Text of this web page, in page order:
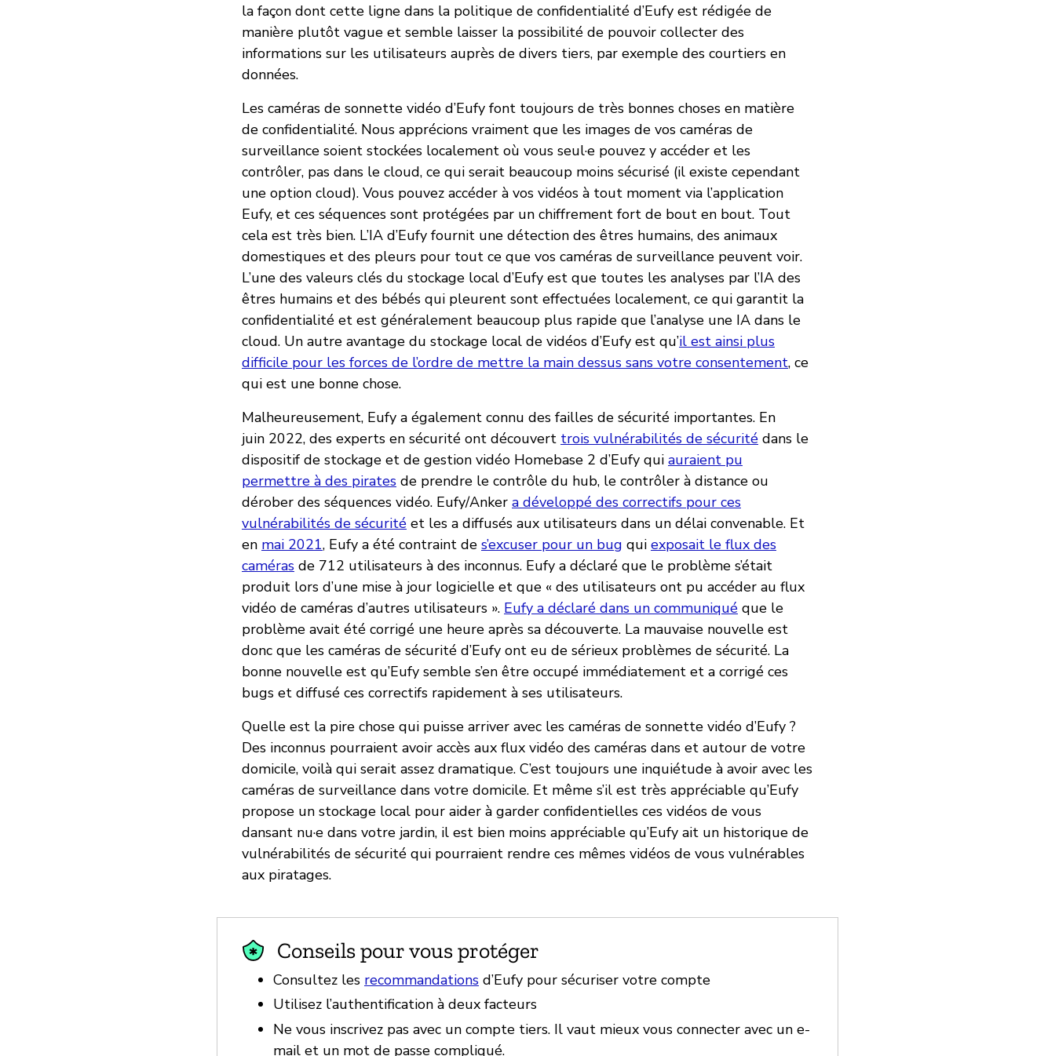
la façon dont cette ligne dans la politique de confidentialité d’Eufy est rédigée de
manière plutôt vague et semble laisser la possibilité de pouvoir collecter des
informations sur les utilisateurs auprès de divers tiers, par exemple des courtiers en
données.
Les caméras de sonnette vidéo d’Eufy font toujours de très bonnes choses en matière
de confidentialité. Nous apprécions vraiment que les images de vos caméras de
surveillance soient stockées localement où vous seul·e pouvez y accéder et les
contrôler, pas dans le cloud, ce qui serait beaucoup moins sécurisé (il existe cependant
une option cloud). Vous pouvez accéder à vos vidéos à tout moment via l’application
Eufy, et ces séquences sont protégées par un chiffrement fort de bout en bout. Tout
cela est très bien. L’IA d’Eufy fournit une détection des êtres humains, des animaux
domestiques et des pleurs pour tout ce que vos caméras de surveillance peuvent voir.
L’une des valeurs clés du stockage local d’Eufy est que toutes les analyses par l’IA des
êtres humains et des bébés qui pleurent sont effectuées localement, ce qui garantit la
confidentialité et est généralement beaucoup plus rapide que l’analyse une IA dans le
cloud. Un autre avantage du stockage local de vidéos d’Eufy est qu’il est ainsi plus
difficile pour les forces de l’ordre de mettre la main dessus sans votre consentement, ce
qui est une bonne chose.
Malheureusement, Eufy a également connu des failles de sécurité importantes. En
juin 2022, des experts en sécurité ont découvert trois vulnérabilités de sécurité dans le
dispositif de stockage et de gestion vidéo Homebase 2 d’Eufy qui auraient pu
permettre à des pirates de prendre le contrôle du hub, le contrôler à distance ou
dérober des séquences vidéo. Eufy/Anker a développé des correctifs pour ces
vulnérabilités de sécurité et les a diffusés aux utilisateurs dans un délai convenable. Et
en mai 2021, Eufy a été contraint de s’excuser pour un bug qui exposait le flux des
caméras de 712 utilisateurs à des inconnus. Eufy a déclaré que le problème s’était
produit lors d’une mise à jour logicielle et que « des utilisateurs ont pu accéder au flux
vidéo de caméras d’autres utilisateurs ». Eufy a déclaré dans un communiqué que le
problème avait été corrigé une heure après sa découverte. La mauvaise nouvelle est
donc que les caméras de sécurité d’Eufy ont eu de sérieux problèmes de sécurité. La
bonne nouvelle est qu’Eufy semble s’en être occupé immédiatement et a corrigé ces
bugs et diffusé ces correctifs rapidement à ses utilisateurs.
Quelle est la pire chose qui puisse arriver avec les caméras de sonnette vidéo d’Eufy ?
Des inconnus pourraient avoir accès aux flux vidéo des caméras dans et autour de votre
domicile, voilà qui serait assez dramatique. C’est toujours une inquiétude à avoir avec les
caméras de surveillance dans votre domicile. Et même s’il est très appréciable qu’Eufy
propose un stockage local pour aider à garder confidentielles ces vidéos de vous
dansant nu·e dans votre jardin, il est bien moins appréciable qu’Eufy ait un historique de
vulnérabilités de sécurité qui pourraient rendre ces mêmes vidéos de vous vulnérables
aux piratages.
Conseils pour vous protéger
Consultez les recommandations d’Eufy pour sécuriser votre compte
Utilisez l’authentification à deux facteurs
Ne vous inscrivez pas avec un compte tiers. Il vaut mieux vous connecter avec un e-
mail et un mot de passe compliqué.